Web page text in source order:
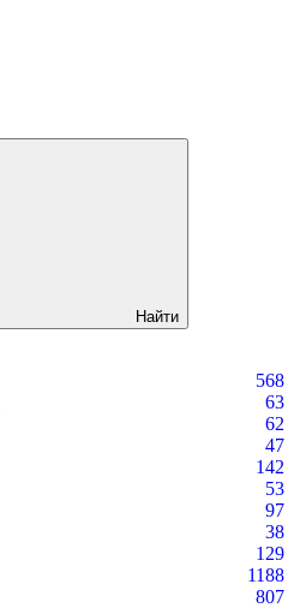
Найти
568
63
62
47
142
53
97
38
129
1188
807